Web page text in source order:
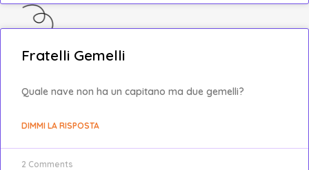
Fratelli Gemelli
Quale nave non ha un capitano ma due gemelli?
DIMMI LA RISPOSTA
2 Comments